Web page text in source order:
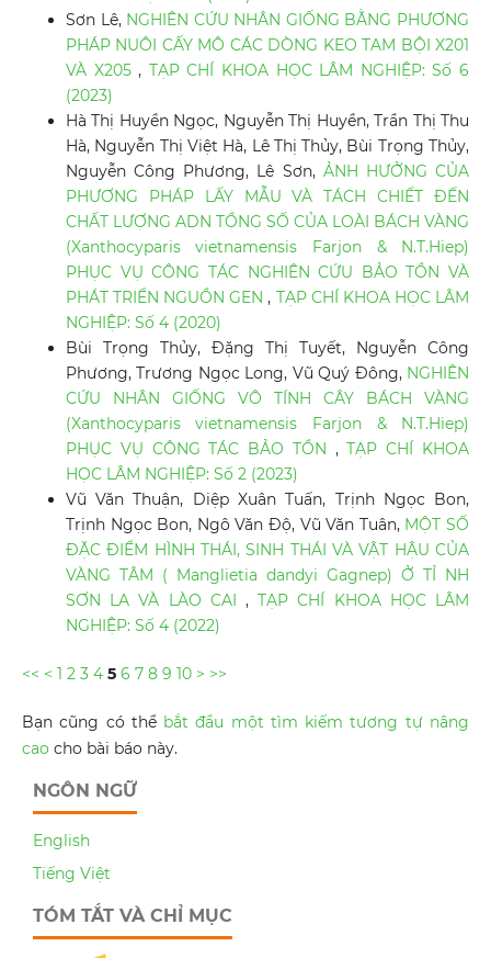
Sơn Lê, NGHIÊN CỨU NHÂN GIỐNG BẰNG PHƯƠNG
PHÁP NUÔI CẤY MÔ CÁC DÒNG KEO TAM BỘI X201
VÀ X205, TẠP CHÍ KHOA HỌC LÂM NGHIỆP: Số 6
(2023)
Hà Thị Huyền Ngọc, Nguyễn Thị Huyền, Trần Thị Thu
Hà, Nguyễn Thị Việt Hà, Lê Thị Thủy, Bùi Trọng Thủy,
Nguyễn Công Phương, Lê Sơn, ẢNH HƯỞNG CỦA
PHƯƠNG PHÁP LẤY MẪU VÀ TÁCH CHIẾT ĐẾN
CHẤT LƯỢNG ADN TỔNG SỐ CỦA LOÀI BÁCH VÀNG
(Xanthocyparis vietnamensis Farjon & N.T.Hiep)
PHỤC VỤ CÔNG TÁC NGHIÊN CỨU BẢO TỒN VÀ
PHÁT TRIỂN NGUỒN GEN, TẠP CHÍ KHOA HỌC LÂM
NGHIỆP: Số 4 (2020)
Bùi Trọng Thủy, Đặng Thị Tuyết, Nguyễn Công
Phương, Trương Ngọc Long, Vũ Quý Đông, NGHIÊN
CỨU NHÂN GIỐNG VÔ TÍNH CÂY BÁCH VÀNG
(Xanthocyparis vietnamensis Farjon & N.T.Hiep)
PHỤC VỤ CÔNG TÁC BẢO TỒN ,TẠP CHÍ KHOA
HỌC LÂM NGHIỆP: Số 2 (2023)
Vũ Văn Thuận, Diệp Xuân Tuấn, Trịnh Ngọc Bon,
Trịnh Ngọc Bon, Ngô Văn Độ, Vũ Văn Tuân, MỘT SỐ
ĐẶC ĐIỂM HÌNH THÁI, SINH THÁI VÀ VẬT HẬU CỦA
VÀNG TÂM ( Manglietia dandyi Gagnep) Ở TỈ NH
SƠN LA VÀ LÀO CAI ,TẠP CHÍ KHOA HỌC LÂM
NGHIỆP: Số 4 (2022)
<< < 1 2 3 4 5 6 7 8 9 10 > >>
Bạn cũng có thể bắt đầu một tìm kiếm tương tự nâng
cao cho bài báo này.
NGÔN NGỮ
English
Tiếng Việt
TÓM TẮT VÀ CHỈ MỤC